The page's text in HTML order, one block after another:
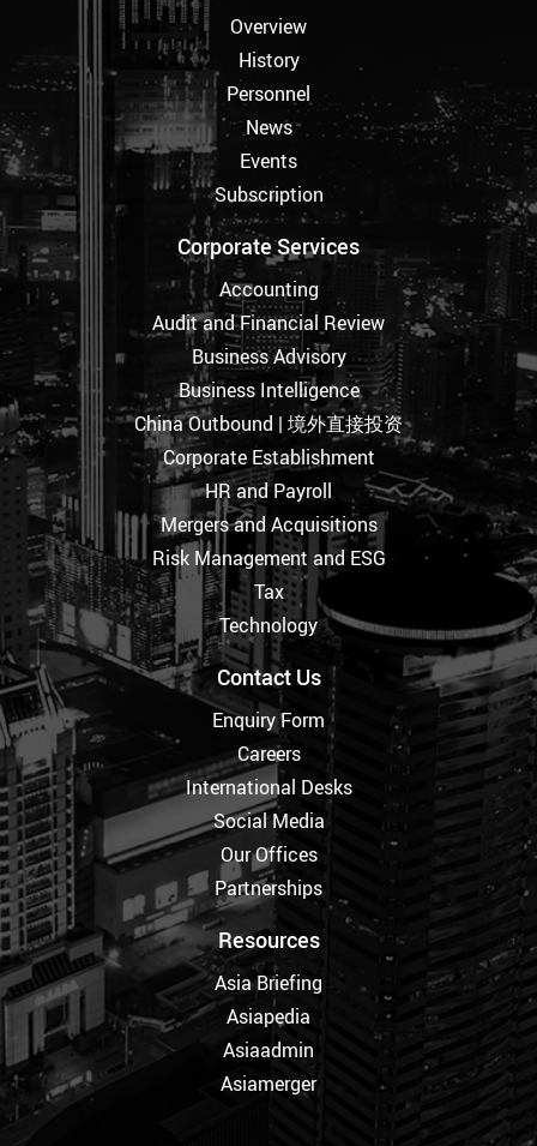
Overview
History
Personnel
News
Events
Subscription
Corporate Services
Accounting
Audit and Financial Review
Business Advisory
Business Intelligence
China Outbound | 境外直接投资
Corporate Establishment
HR and Payroll
Mergers and Acquisitions
Risk Management and ESG
Tax
Technology
Contact Us
Enquiry Form
Careers
International Desks
Social Media
Our Offices
Partnerships
Resources
Asia Briefing
Asiapedia
Asiaadmin
Asiamerger